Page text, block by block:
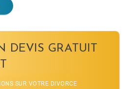
DEVIS GRATUIT
SUR VOTRE DIVORCE